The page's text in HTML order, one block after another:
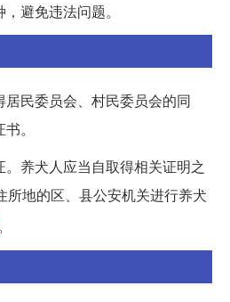
避免违法问题。
民委员会、村民委员会的同
。
养犬人应当自取得相关证明之
所地的区、县公安机关进行养犬